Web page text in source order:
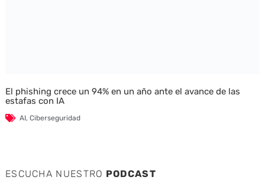
El phishing crece un 94% en un año ante el avance de las
estafas con IA
AI, Ciberseguridad
ESCUCHA NUESTRO PODCAST